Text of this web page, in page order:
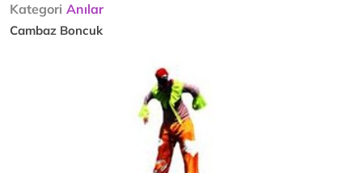
Kategori Anılar
Cambaz Boncuk